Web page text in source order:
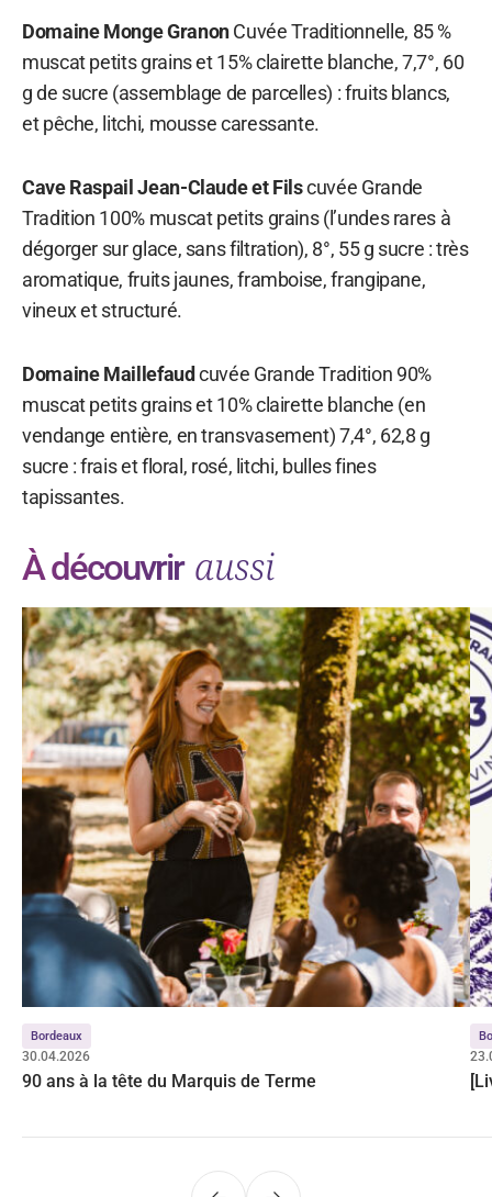
Domaine Monge GranonCuvée Traditionnelle, 85 %
muscat petits grains et 15% clairette blanche, 7,7°, 60
g de sucre (assemblage de parcelles) : fruits blancs,
et pêche, litchi, mousse caressante.
Cave Raspail Jean-Claude et Filscuvée Grande
Tradition 100% muscat petits grains (l’undes rares à
dégorger sur glace, sans filtration), 8°, 55 g sucre : très
aromatique, fruits jaunes, framboise, frangipane,
vineux et structuré.
Domaine Maillefaud cuvée Grande Tradition 90%
muscat petits grains et 10% clairette blanche (en
vendange entière, en transvasement) 7,4°, 62,8 g
sucre : frais et floral, rosé, litchi, bulles fines
tapissantes.
À découvrir aussi
Bordeaux
30.04.2026
90 ans à la tête du Marquis de Terme